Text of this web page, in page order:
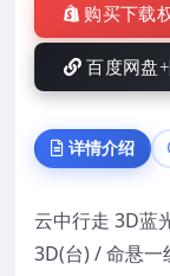
购买下载
百度网盘
详情介绍
云中行走 3D蓝
3D(台) / 命悬